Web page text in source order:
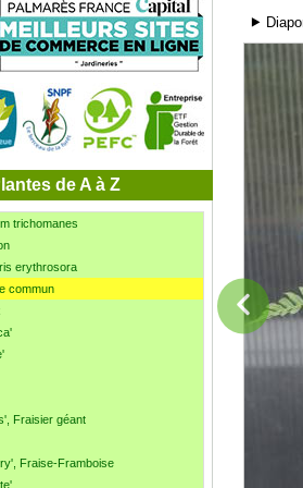
de A à Z
Sollies'
Corée
Corée
trichomanes
erythrosora
commun
Fraisier géant
Fraise-Framboise
⯈